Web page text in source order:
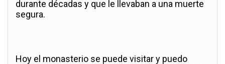
durante décadas y que le llevaban a una muerte
segura.
Hoy el monasterio se puede visitar y puedo